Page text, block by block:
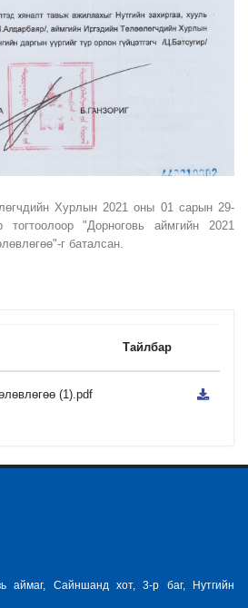
Хурлын 2021 оны 01 сарын 29-
тогтоолоор "Дорноговь аймгийн 2021
г баталсан.
Тайлбар
(1).pdf
аймаг, Сайншанд хот, 3-р баг, Нутгийн